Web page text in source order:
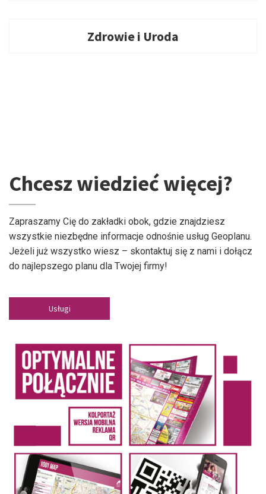
Zdrowie i Uroda
Chcesz wiedzieć więcej?
Zapraszamy Cię do zakładki obok, gdzie znajdziesz
wszystkie niezbędne informacje odnośnie usług Geoplanu.
Jeżeli już wszystko wiesz – skontaktuj się z nami i dołącz
do najlepszego planu dla Twojej firmy!
Usługi